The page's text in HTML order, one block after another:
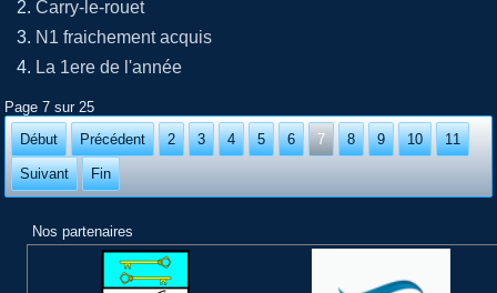
Carry-le-rouet
N1 fraichement acquis
La 1ere de l'année
Page 7 sur 25
Début
Précédent 2 3 4 5 6 7 8 9 10 11
Suivant Fin
Nos partenaires